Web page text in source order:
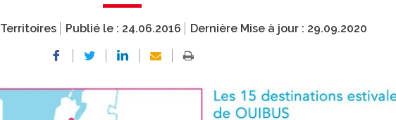
Territoires Publié le : 24.06.2016 Dernière Mise à jour : 29.09.2020